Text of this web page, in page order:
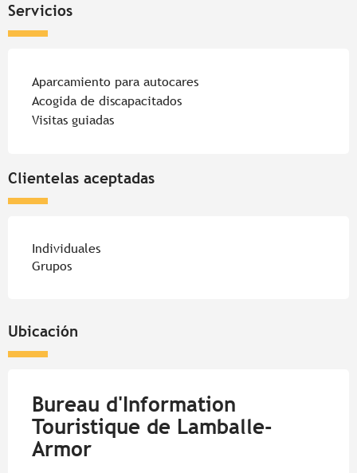
Servicios
Aparcamiento para autocares
Acogida de discapacitados
Visitas guiadas
Clientelas aceptadas
Individuales
Grupos
Ubicación
Bureau d'Information
Touristique de Lamballe-
Armor